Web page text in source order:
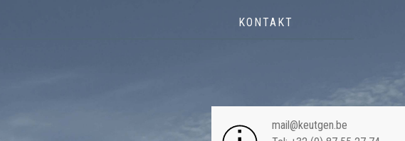
mail@keutgen.be
KONTAKT